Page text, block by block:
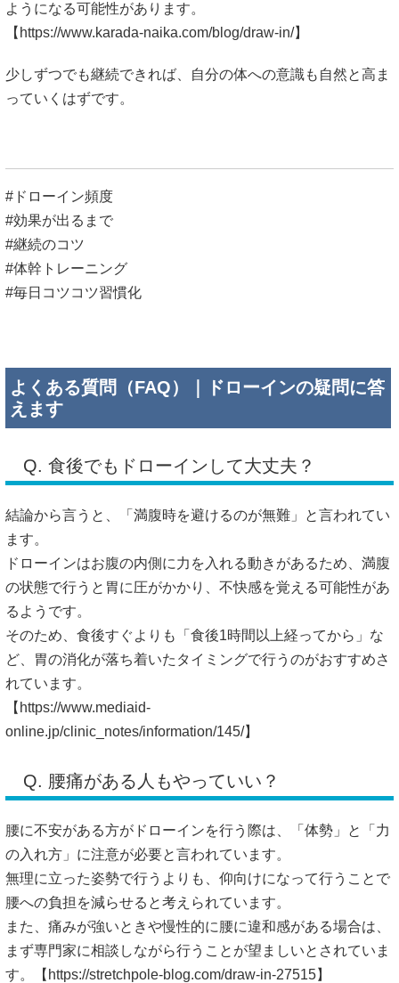
ようになる可能性があります。
【 https://www.karada-naika.com/blog/draw-in/】
少しずつでも継続できれば、自分の体への意識も自然と高ま
っていくはずです。
#ドローイン頻度
#効果が出るまで
#継続のコツ
#体幹トレーニング
#毎日コツコツ習慣化
よくある質問（FAQ）｜ドローインの疑問に答
えます
Q. 食後でもドローインして大丈夫？
結論から言うと、「満腹時を避けるのが無難」と言われてい
ます。
ドローインはお腹の内側に力を入れる動きがあるため、満腹
の状態で行うと胃に圧がかかり、不快感を覚える可能性があ
るようです。
そのため、食後すぐよりも「食後1時間以上経ってから」な
ど、胃の消化が落ち着いたタイミングで行うのがおすすめさ
れています。
【 https://www.mediaid-
online.jp/clinic_notes/information/145/】
Q. 腰痛がある人もやっていい？
腰に不安がある方がドローインを行う際は、「体勢」と「力
の入れ方」に注意が必要と言われています。
無理に立った姿勢で行うよりも、仰向けになって行うことで
腰への負担を減らせると考えられています。
また、痛みが強いときや慢性的に腰に違和感がある場合は、
まず専門家に相談しながら行うことが望ましいとされていま
す。【 https://stretchpole-blog.com/draw-in-27515】